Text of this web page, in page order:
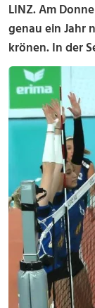
LINZ. Am
genau ein Jahr
krönen. In der